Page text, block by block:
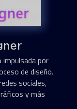
impulsada por
de diseño.
sociales,
y más